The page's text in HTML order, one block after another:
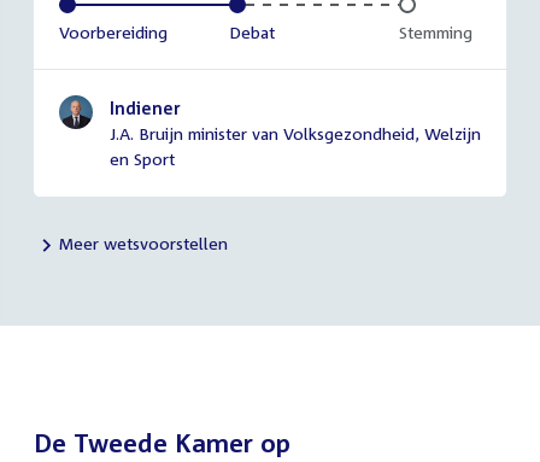
Voltooid:
Voorbereiding Voltooid:
Debat Onvoltooid:
Stemming
Indiener
J.A. Bruijn minister van Volksgezondheid, Welzijn
en Sport
Meer wetsvoorstellen
De Tweede Kamer op